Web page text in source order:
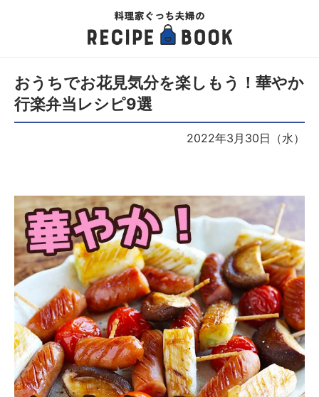
おうちでお花見気分を楽しもう！華やか
行楽弁当レシピ9選
2022年3月30日（水）